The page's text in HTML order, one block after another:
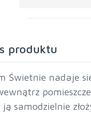
produktu
nadaje
samodzielnie